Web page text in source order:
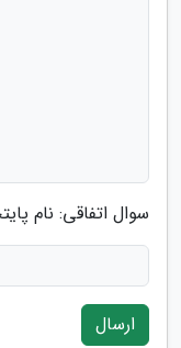
سوال اتفاقی: نام
ارسال